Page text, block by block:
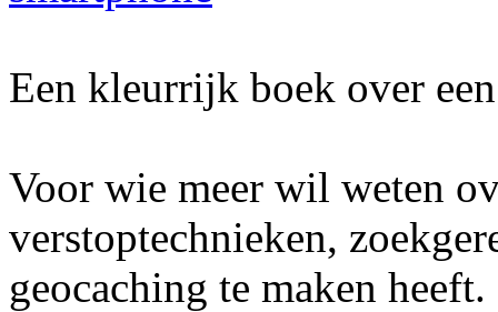
Een kleurrijk boek over
Voor wie meer wil weten
verstoptechnieken,
geocaching te maken heeft.